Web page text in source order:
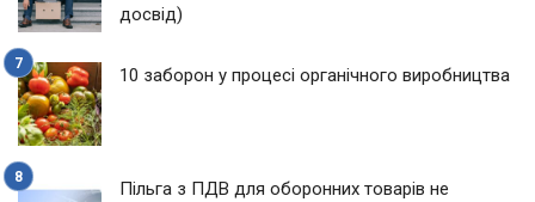
досвід)
10 заборон у процесі органічного виробництва
Пільга з ПДВ для оборонних товарів не